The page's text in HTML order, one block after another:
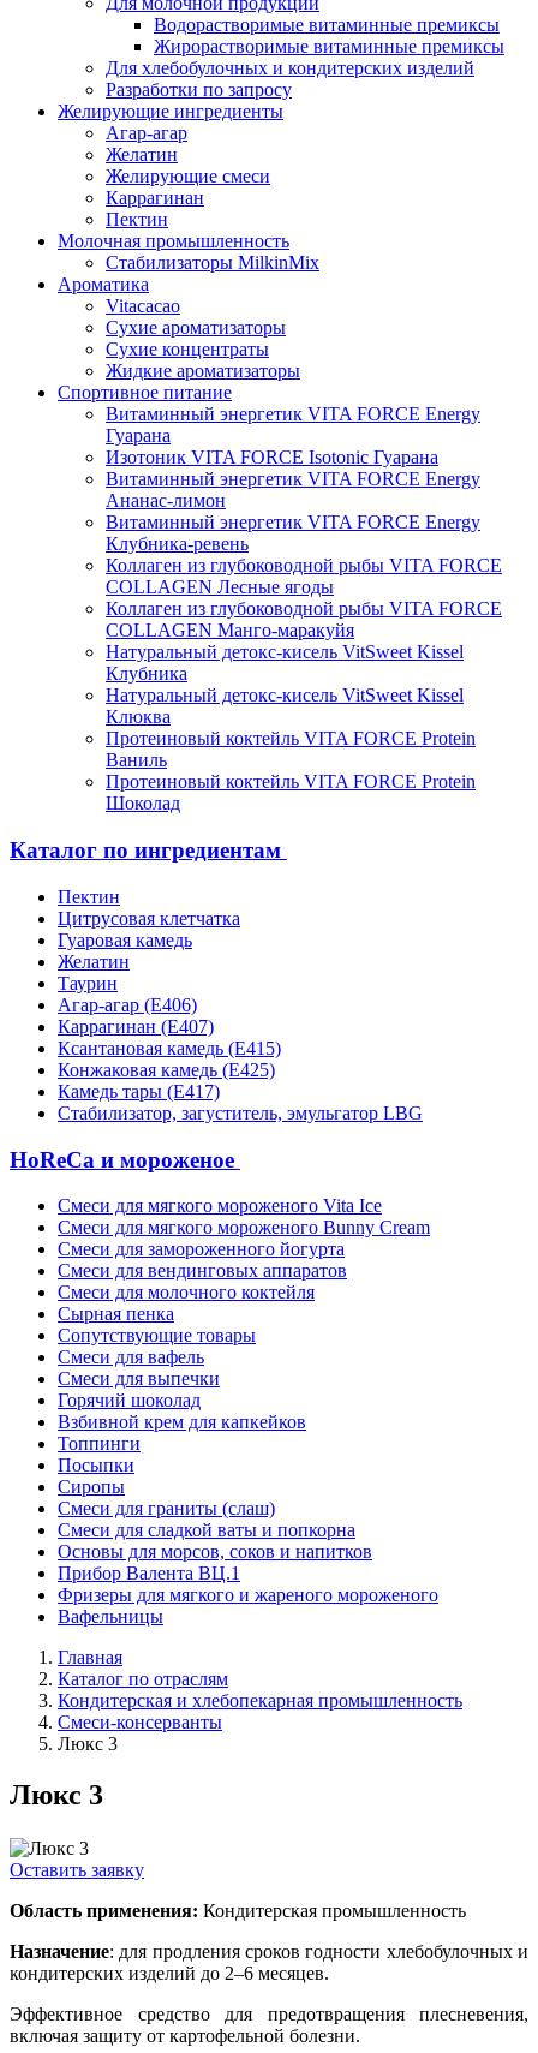
Водорастворимые витаминные премиксы
Жирорастворимые витаминные премиксы
Для хлебобулочных и кондитерских изделий
Разработки по запросу
Желирующие ингредиенты
Агар-агар
Желатин
Желирующие смеси
Каррагинан
Пектин
Молочная промышленность
Стабилизаторы MilkinMix
Ароматика
Vitacacao
Сухие ароматизаторы
Сухие концентраты
Жидкие ароматизаторы
Спортивное питание
Витаминный энергетик VITA FORCE Energy
Гуарана
Изотоник VITA FORCE Isotonic Гуарана
Витаминный энергетик VITA FORCE Energy
Ананас-лимон
Витаминный энергетик VITA FORCE Energy
Клубника-ревень
Коллаген из глубоководной рыбы VITA FORCE
COLLAGEN Лесные ягоды
Коллаген из глубоководной рыбы VITA FORCE
COLLAGEN Манго-маракуйя
Натуральный детокс-кисель VitSweet Kissel
Клубника
Натуральный детокс-кисель VitSweet Kissel
Клюква
Протеиновый коктейль VITA FORCE Protein
Ваниль
Протеиновый коктейль VITA FORCE Protein
Шоколад
Каталог по ингредиентам
Пектин
Цитрусовая клетчатка
Гуаровая камедь
Желатин
Таурин
Агар-агар (Е406)
Каррагинан (Е407)
Ксантановая камедь (Е415)
Конжаковая камедь (Е425)
Камедь тары (Е417)
Стабилизатор, загуститель, эмульгатор LBG
HoReCa и мороженое
Смеси для мягкого мороженого Vita Ice
Смеси для мягкого мороженого Bunny Cream
Смеси для замороженного йогурта
Смеси для вендинговых аппаратов
Смеси для молочного коктейля
Сырная пенка
Сопутствующие товары
Смеси для вафель
Смеси для выпечки
Горячий шоколад
Взбивной крем для капкейков
Топпинги
Посыпки
Сиропы
Смеси для граниты (слаш)
Смеси для сладкой ваты и попкорна
Основы для морсов, соков и напитков
Прибор Валента ВЦ.1
Фризеры для мягкого и жареного мороженого
Вафельницы
Главная
Каталог по отраслям
Кондитерская и хлебопекарная промышленность
Смеси-консерванты
Люкс 3
Люкс 3
Оставить заявку
Область применения: Кондитерская промышленность
Назначение: для продления сроков годности хлебобулочных и
кондитерских изделий до 2–6 месяцев.
Эффективное средство для предотвращения плесневения,
включая защиту от картофельной болезни.